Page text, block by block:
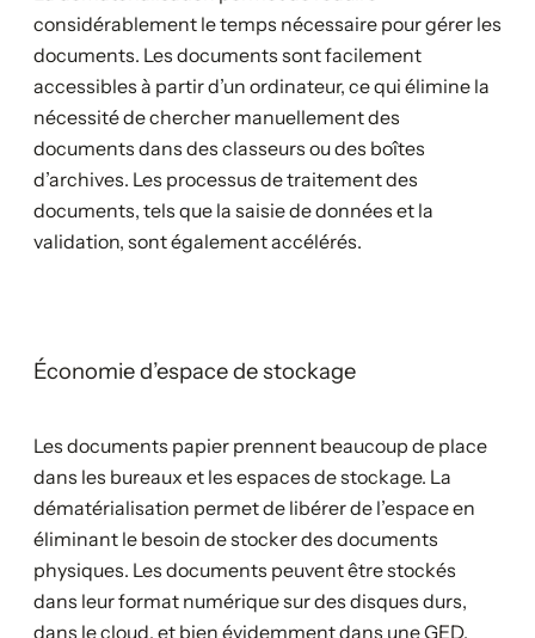
considérablement le temps nécessaire pour gérer les
documents. Les documents sont facilement
accessibles à partir d’un ordinateur, ce qui élimine la
nécessité de chercher manuellement des
documents dans des classeurs ou des boîtes
d’archives. Les processus de traitement des
documents, tels que la saisie de données et la
validation, sont également accélérés.
Économie d’espace de stockage
Les documents papier prennent beaucoup de place
dans les bureaux et les espaces de stockage. La
dématérialisation permet de libérer de l’espace en
éliminant le besoin de stocker des documents
physiques. Les documents peuvent être stockés
dans leur format numérique sur des disques durs,
dans le cloud, et bien évidemment dans une GED.